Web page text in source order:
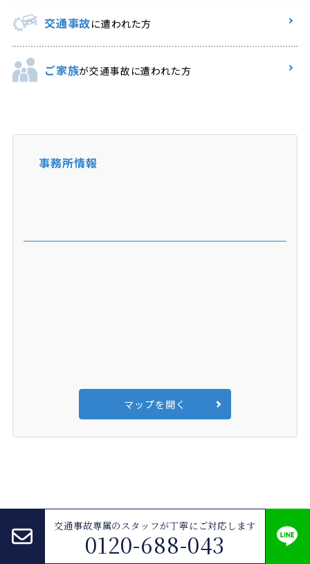
交通事故に遭われた方
ご家族が交通事故に遭われた方
事務所情報
マップを開く
弁護士法人ALG 大阪法律事務所>交通事故>過失割合 コラム一覧
交通事故専属のスタッフが丁寧にご対応します
0120-688-043